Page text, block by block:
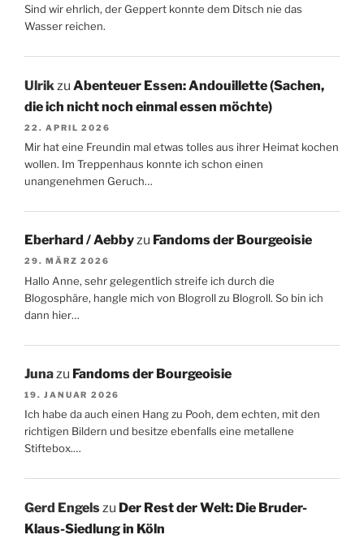
Sind wir ehrlich, der Geppert konnte dem Ditsch nie das
Wasser reichen.
Ulrik zu Abenteuer Essen: Andouillette (Sachen,
die ich nicht noch einmal essen möchte)
22. APRIL 2026
Mir hat eine Freundin mal etwas tolles aus ihrer Heimat kochen
wollen. Im Treppenhaus konnte ich schon einen
unangenehmen Geruch…
Eberhard / Aebbyzu Fandoms der Bourgeoisie
29. MÄRZ 2026
Hallo Anne, sehr gelegentlich streife ich durch die
Blogosphäre, hangle mich von Blogroll zu Blogroll. So bin ich
dann hier…
Junazu Fandoms der Bourgeoisie
19. JANUAR 2026
Ich habe da auch einen Hang zu Pooh, dem echten, mit den
richtigen Bildern und besitze ebenfalls eine metallene
Stiftebox.…
Gerd Engelszu Der Rest der Welt: Die Bruder-
Klaus-Siedlung in Köln